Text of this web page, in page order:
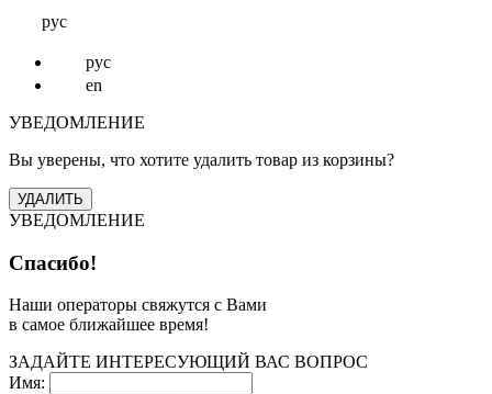
рус
рус
en
УВЕДОМЛЕНИЕ
Вы уверены, что хотите удалить товар из корзины?
УВЕДОМЛЕНИЕ
Спасибо!
Наши операторы свяжутся с Вами
в самое ближайшее время!
ЗАДАЙТЕ ИНТЕРЕСУЮЩИЙ ВАС ВОПРОС
Имя: